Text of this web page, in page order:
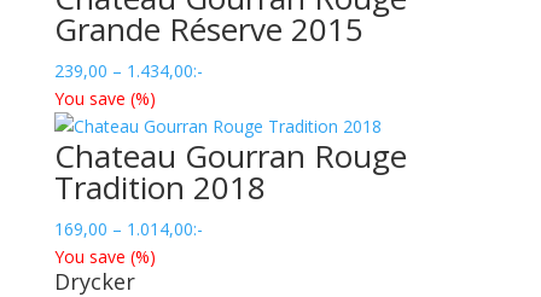
Grande Réserve 2015
239,00 – 1.434,00Prisintervall:
till
1.434,00
:-
You save (%)
Chateau Gourran Rouge
Tradition 2018
169,00 – 1.014,00Prisintervall:
:-
You save (%)
Drycker